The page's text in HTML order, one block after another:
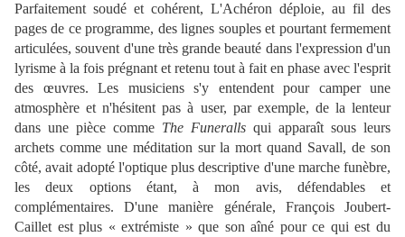
Parfaitement soudé et cohérent, L'Achéron déploie, au fil des
pages de ce programme, des lignes souples et pourtant fermement
articulées, souvent d'une très grande beauté dans l'expression d'un
lyrisme à la fois prégnant et retenu tout à fait en phase avec l'esprit
des œuvres. Les musiciens s'y entendent pour camper une
atmosphère et n'hésitent pas à user, par exemple, de la lenteur
dans une pièce comme The Funeralls qui apparaît sous leurs
archets comme une méditation sur la mort quand Savall, de son
côté, avait adopté l'optique plus descriptive d'une marche funèbre,
les deux options étant, à mon avis, défendables et
complémentaires. D'une manière générale, François Joubert-
Caillet est plus « extrémiste » que son aîné pour ce qui est du